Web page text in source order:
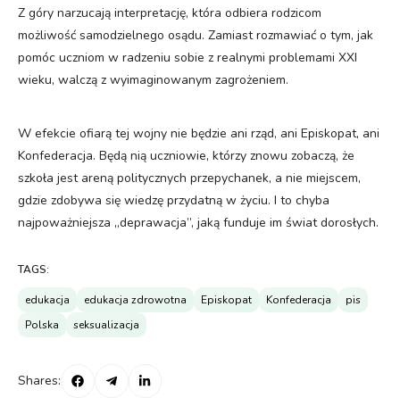
Z góry narzucają interpretację, która odbiera rodzicom
możliwość samodzielnego osądu. Zamiast rozmawiać o tym, jak
pomóc uczniom w radzeniu sobie z realnymi problemami XXI
wieku, walczą z wyimaginowanym zagrożeniem.
W efekcie ofiarą tej wojny nie będzie ani rząd, ani Episkopat, ani
Konfederacja. Będą nią uczniowie, którzy znowu zobaczą, że
szkoła jest areną politycznych przepychanek, a nie miejscem,
gdzie zdobywa się wiedzę przydatną w życiu. I to chyba
najpoważniejsza „deprawacja”, jaką funduje im świat dorosłych.
TAGS:
edukacja edukacja zdrowotna Episkopat Konfederacja
pis
Polska
seksualizacja
Shares: